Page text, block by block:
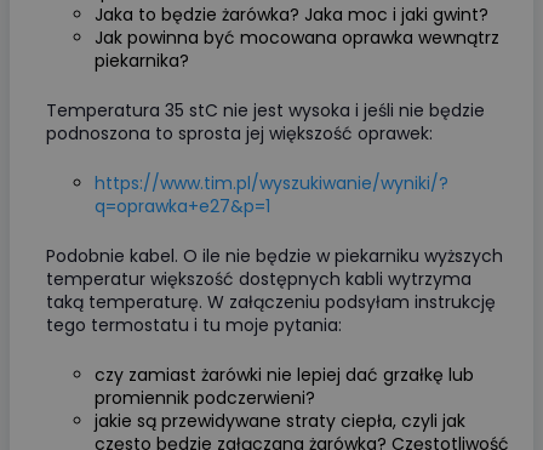
Jaka to będzie żarówka? Jaka moc i jaki gwint?
Jak powinna być mocowana oprawka wewnątrz
piekarnika?
Temperatura 35 stC nie jest wysoka i jeśli nie będzie
podnoszona to sprosta jej większość oprawek:
https://www.tim.pl/wyszukiwanie/wyniki/?
q=oprawka+e27&p=1
Podobnie kabel. O ile nie będzie w piekarniku wyższych
temperatur większość dostępnych kabli wytrzyma
taką temperaturę. W załączeniu podsyłam instrukcję
tego termostatu i tu moje pytania:
czy zamiast żarówki nie lepiej dać grzałkę lub
promiennik podczerwieni?
jakie są przewidywane straty ciepła, czyli jak
często będzie załączana żarówka? Częstotliwość